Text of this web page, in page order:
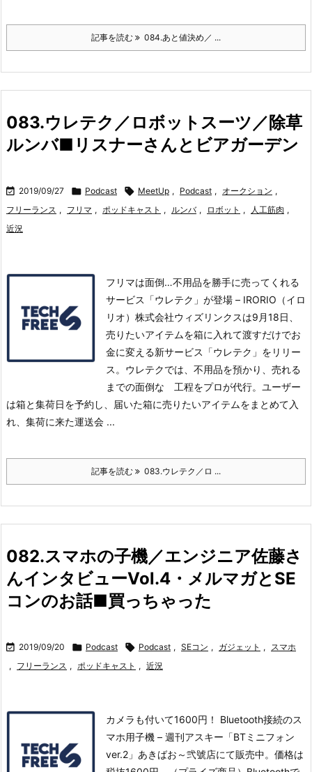
記事を読む 084.あと値決め／ ...
083.ウレテク／ロボットスーツ／除草
ルンバ■リスナーさんとビアガーデン
 2019/09/27  Podcast  MeetUp , Podcast , オークション ,
フリーランス , フリマ , ポッドキャスト , ルンバ , ロボット , 人工筋肉 ,
近況
フリマは面倒…不用品を勝手に売ってくれる
サービス「ウレテク」が登場 – IRORIO（イロ
リオ）株式会社ウィズリンクスは9月18日、
売りたいアイテムを箱に入れて渡すだけでお
金に変える新サービス「ウレテク」をリリー
ス。 ウレテクでは、不用品を預かり、売れる
までの面倒な 工程をプロが代行。 ユーザー
は箱と集荷日を予約し、届いた箱に売りたいアイテムをまとめて入
れ、集荷に来た運送会 ...
記事を読む 083.ウレテク／ロ ...
082.スマホの子機／エンジニア佐藤さ
んインタビューVol.4・メルマガとSE
コンのお話■買っちゃった
 2019/09/20  Podcast  Podcast , SEコン , ガジェット , スマホ
, フリーランス , ポッドキャスト , 近況
カメラも付いて1600円！ Bluetooth接続のス
マホ用子機 – 週刊アスキー「BTミニフォン
ver.2」あきばお～弐號店にて販売中。価格は